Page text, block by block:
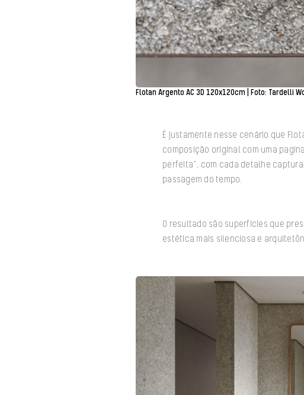
Flotan Argento AC 3D 120x120cm | Foto: Tardelli
É justamente nesse cenário que
composição original com uma
perfeita”, com cada detalhe
passagem do tempo.
O resultado são superfícies que
estética mais silenciosa e